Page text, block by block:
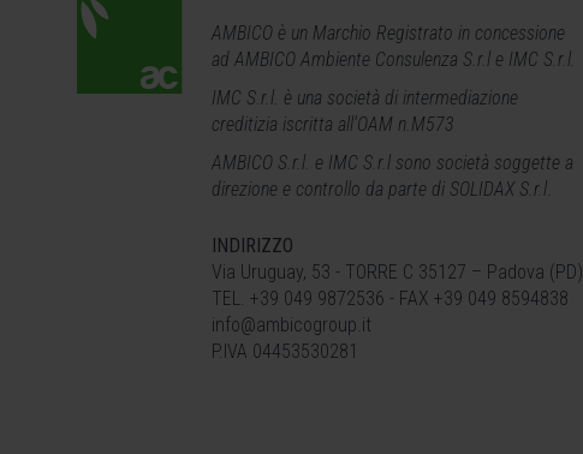
AMBICO è un Marchio Registrato in concessione
ad AMBICO Ambiente Consulenza S.r.l e IMC S.r.l.
IMC S.r.l. è una società di intermediazione
creditizia iscritta all'OAM n.M573
AMBICO S.r.l. e IMC S.r.l sono società soggette a
direzione e controllo da parte di SOLIDAX S.r.l
INDIRIZZO
Via Uruguay, 53 - TORRE C 35127 – Padova (PD)
TEL. +39 049 9872536 - FAX +39 049 8594838
info@ambicogroup.it
P.IVA 04453530281